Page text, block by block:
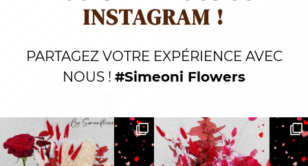
INSTAGRAM !
PARTAGEZ VOTRE EXPÉRIENCE AVEC
NOUS ! #Simeoni Flowers